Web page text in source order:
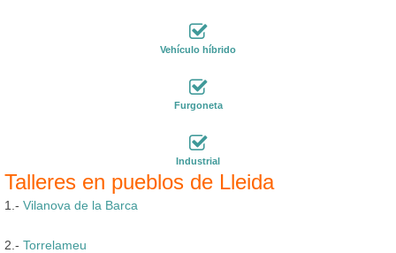
Vehículo híbrido
Furgoneta
Industrial
Talleres en pueblos de Lleida
1.- Vilanova de la Barca
2.- Torrelameu